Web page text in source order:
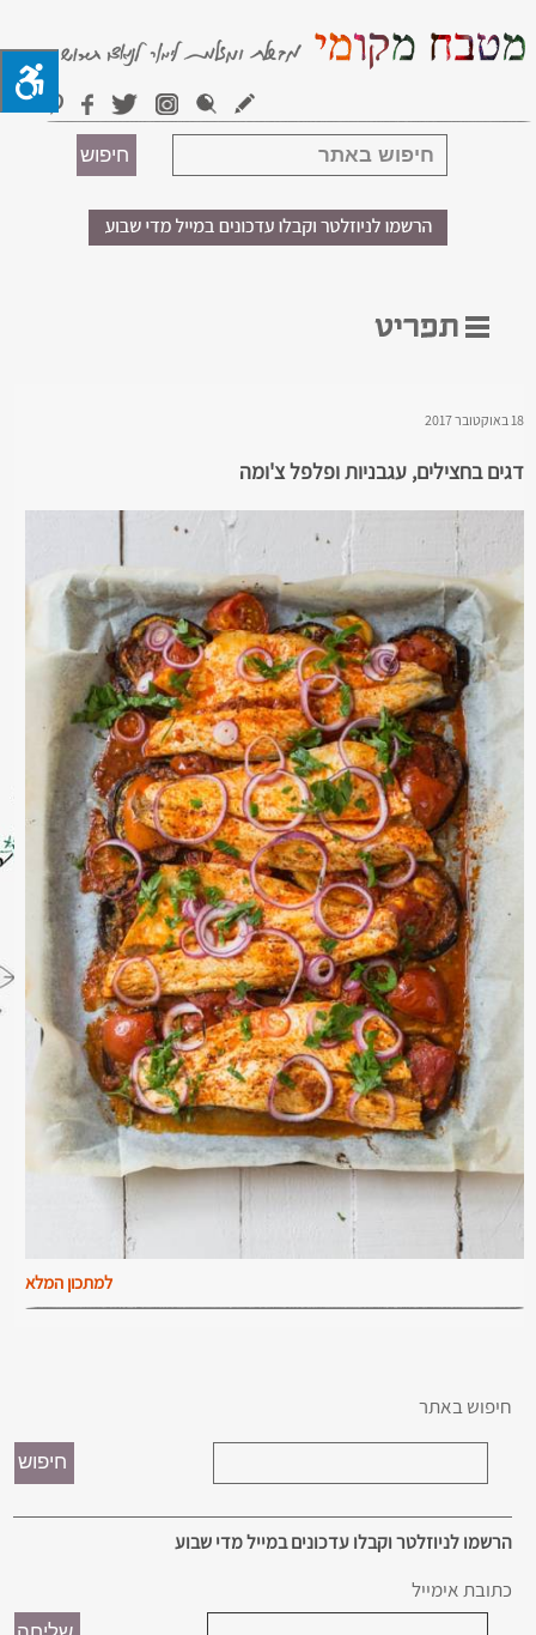
18 באוקטובר 2017
דגים בחצילים, עגבניות ופלפל צ'ומה
למתכון המלא
חיפוש באתר
הרשמו לניוזלטר וקבלו עדכונים במייל מדי שבוע
כתובת אימייל